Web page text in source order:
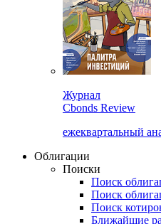
Cbonds Review
ежеквартальный
Облигации
Поиски